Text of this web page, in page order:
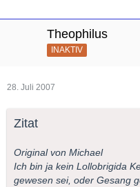
Theophilus
INAKTIV
28. Juli 2007
Zitat
Original von Michael
Ich bin ja kein Lollobrigida
gewesen sei, oder Gesang